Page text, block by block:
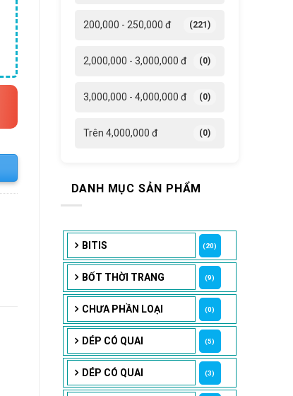
200,000 - 250,000 đ (221)
2,000,000 - 3,000,000 đ (0)
3,000,000 - 4,000,000 đ (0)
Trên 4,000,000 đ (0)
DANH MỤC SẢN PHẨM
BITIS (20)
BỐT THỜI TRANG (9)
CHƯA PHẦN LOẠI (0)
DÉP CÓ QUAI (5)
DÉP CÓ QUAI (3)
₫.